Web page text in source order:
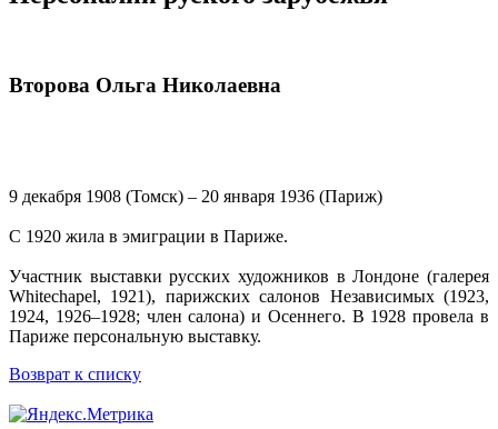
Второва Ольга Николаевна
9 декабря 1908 (Томск) – 20 января 1936 (Париж)
С 1920 жила в эмиграции в Париже.
Участник выставки русских художников в Лондоне (галерея
Whitechapel, 1921), парижских салонов Независимых (1923,
1924, 1926–1928; член салона) и Осеннего. В 1928 провела в
Париже персональную выставку.
Возврат к списку